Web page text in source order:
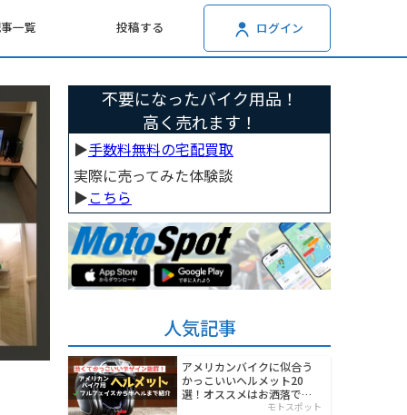
一覧 投稿する ログイン
不要になったバイク用品！
高く売れます！
▶︎手数料無料の宅配買取
実際に売ってみた体験談
▶︎こちら
人気記事
アメリカンバイクに似合う
かっこいいヘルメット20
選！オススメはお洒落でワ
モトスポット